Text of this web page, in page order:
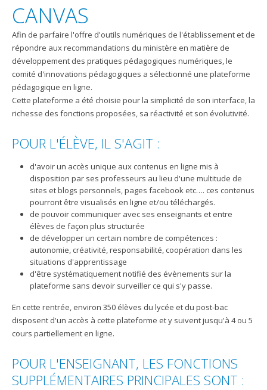
CANVAS
Afin de parfaire l'offre d'outils numériques de l'établissement et de
répondre aux recommandations du ministère en matière de
développement des pratiques pédagogiques numériques, le
comité d'innovations pédagogiques a sélectionné une plateforme
pédagogique en ligne.
Cette plateforme a été choisie pour la simplicité de son interface, la
richesse des fonctions proposées, sa réactivité et son évolutivité.
POUR L'ÉLÈVE, IL S'AGIT :
d'avoir un accès unique aux contenus en ligne mis à
disposition par ses professeurs au lieu d'une multitude de
sites et blogs personnels, pages facebook etc…. ces contenus
pourront être visualisés en ligne et/ou téléchargés.
de pouvoir communiquer avec ses enseignants et entre
élèves de façon plus structurée
de développer un certain nombre de compétences :
autonomie, créativité, responsabilité, coopération dans les
situations d'apprentissage
d'être systématiquement notifié des évènements sur la
plateforme sans devoir surveiller ce qui s'y passe.
En cette rentrée, environ 350 élèves du lycée et du post-bac
disposent d'un accès à cette plateforme et y suivent jusqu'à 4 ou 5
cours partiellement en ligne.
POUR L'ENSEIGNANT, LES FONCTIONS
SUPPLÉMENTAIRES PRINCIPALES SONT :